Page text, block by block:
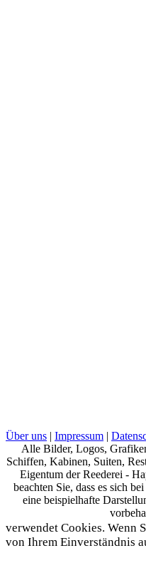
Über uns | Impressum |
Alle Bilder, Logos,
Schiffen, Kabinen, Suiten,
Eigentum der Reederei -
beachten Sie, dass es sich
eine beispielhafte
verwendet Cookies. Wenn
von Ihrem Einverständnis